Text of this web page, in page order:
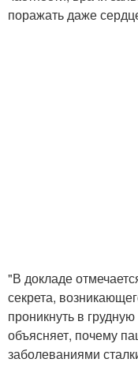
поражать даже
"В докладе
секрета,
проникнуть в
объясняет, почему
заболеваниями